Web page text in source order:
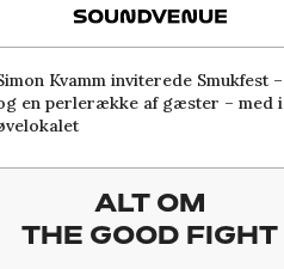
Kvamm inviterede Smukfest –
en perlerække af gæster – med i
ALT OM
THE GOOD FIGHT